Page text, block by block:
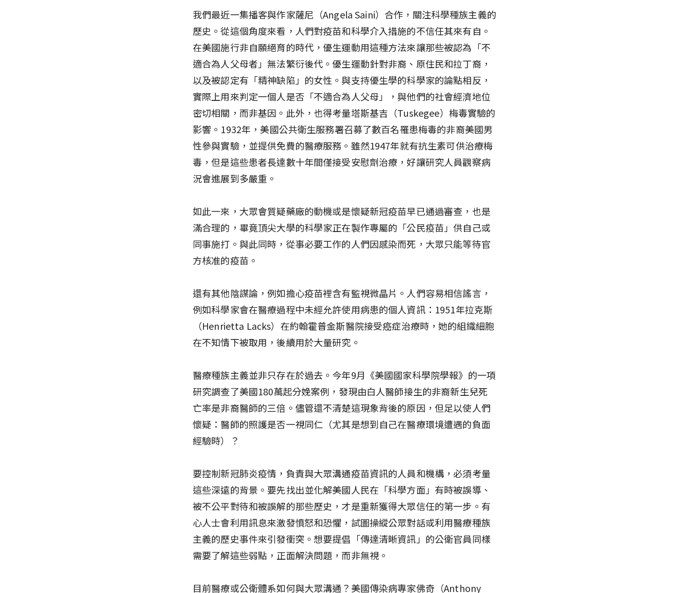
我們最近一集播客與作家薩尼（Angela Saini）合作，關注科學種族主義的
歷史。從這個角度來看，人們對疫苗和科學介入措施的不信任其來有自。
在美國施行非自願絕育的時代，優生運動用這種方法來讓那些被認為「不
適合為人父母者」無法繁衍後代。優生運動針對非裔、原住民和拉丁裔，
以及被認定有「精神缺陷」的女性。與支持優生學的科學家的論點相反，
實際上用來判定一個人是否「不適合為人父母」，與他們的社會經濟地位
密切相關，而非基因。此外，也得考量塔斯基吉（Tuskegee）梅毒實驗的
影響。1932年，美國公共衛生服務署召募了數百名罹患梅毒的非裔美國男
性參與實驗，並提供免費的醫療服務。雖然1947年就有抗生素可供治療梅
毒，但是這些患者長達數十年間僅接受安慰劑治療，好讓研究人員觀察病
況會進展到多嚴重。
如此一來，大眾會質疑藥廠的動機或是懷疑新冠疫苗早已通過審查，也是
滿合理的，畢竟頂尖大學的科學家正在製作專屬的「公民疫苗」供自己或
同事施打。與此同時，從事必要工作的人們因感染而死，大眾只能等待官
方核准的疫苗。
還有其他陰謀論，例如擔心疫苗裡含有監視微晶片。人們容易相信謠言，
例如科學家會在醫療過程中未經允許使用病患的個人資訊：1951年拉克斯
（Henrietta Lacks）在約翰霍普金斯醫院接受癌症治療時，她的組織細胞
在不知情下被取用，後續用於大量研究。
醫療種族主義並非只存在於過去。今年9月《美國國家科學院學報》的一項
研究調查了美國180萬起分娩案例，發現由白人醫師接生的非裔新生兒死
亡率是非裔醫師的三倍。儘管還不清楚這現象背後的原因，但足以使人們
懷疑：醫師的照護是否一視同仁（尤其是想到自己在醫療環境遭遇的負面
經驗時）？
要控制新冠肺炎疫情，負責與大眾溝通疫苗資訊的人員和機構，必須考量
這些深遠的背景。要先找出並化解美國人民在「科學方面」有時被誤導、
被不公平對待和被誤解的那些歷史，才是重新獲得大眾信任的第一步。有
心人士會利用訊息來激發憤怒和恐懼，試圖操縱公眾對話或利用醫療種族
主義的歷史事件來引發衝突。想要提倡「傳達清晰資訊」的公衛官員同樣
需要了解這些弱點，正面解決問題，而非無視。
目前醫療或公衛體系如何與大眾溝通？美國傳染病專家佛奇（Anthony